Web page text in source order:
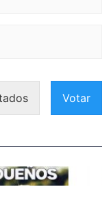
Votar